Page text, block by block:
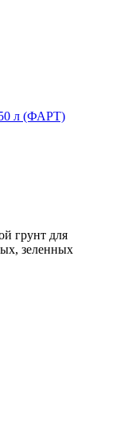
л (ФАРТ)
грунт для
зеленных